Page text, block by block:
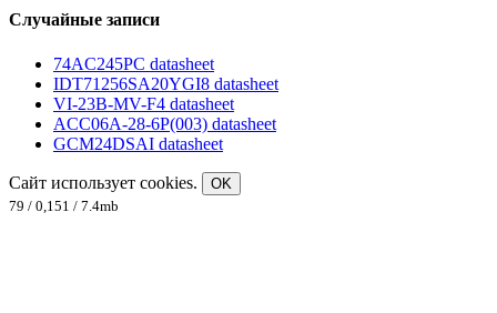
Случайные записи
74AC245PC datasheet
IDT71256SA20YGI8 datasheet
VI-23B-MV-F4 datasheet
ACC06A-28-6P(003) datasheet
GCM24DSAI datasheet
Сайт использует cookies.
OK
79 / 0,151 / 7.4mb